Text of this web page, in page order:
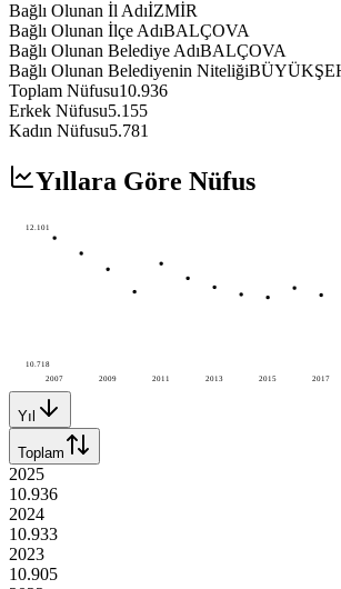
Bağlı Olunan İl AdıİZMİR
Bağlı Olunan İlçe AdıBALÇOVA
Bağlı Olunan Belediye AdıBALÇOVA
Bağlı Olunan Belediyenin Niteliği
Toplam Nüfusu10.936
Erkek Nüfusu5.155
Kadın Nüfusu5.781
Yıllara Göre Nüfus
2007 2009 2011 2013 2015 2017
12.101
10.718
Yıl
Toplam
2025
10.936
2024
10.933
2023
10.905